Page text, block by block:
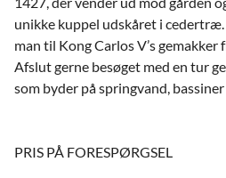
unikke kuppel udskåret i
man til Kong Carlos V’s
Afslut gerne besøget med en tur
som byder på springvand,
PRIS PÅ FORESPØRGSEL